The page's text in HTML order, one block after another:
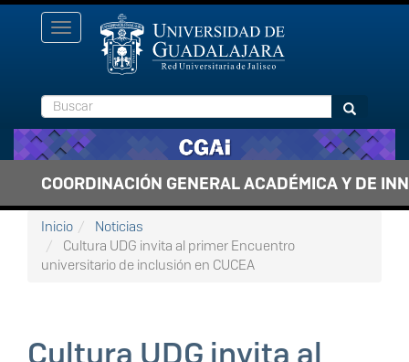
Pasar al contenido principal
Toggle
navigation
Buscar Buscar
COORDINACIÓN GENERAL ACADÉMICA Y DE
Inicio
Noticias
Cultura UDG invita al primer Encuentro
universitario de inclusión en CUCEA